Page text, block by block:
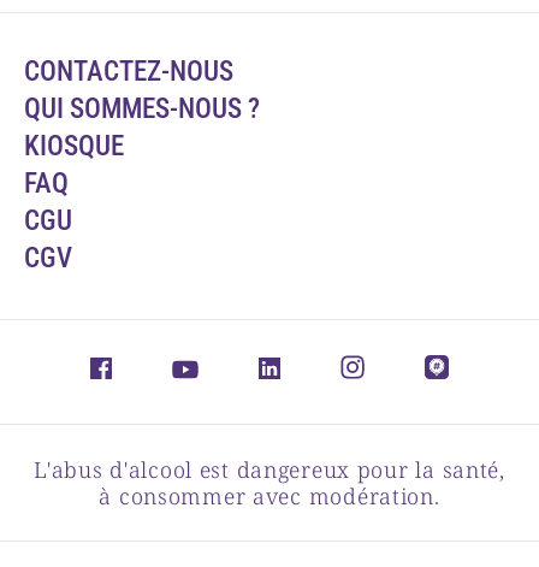
CONTACTEZ-NOUS
QUI SOMMES-NOUS ?
KIOSQUE
FAQ
CGU
CGV
L'abus d'alcool est dangereux pour la santé,
à consommer avec modération.